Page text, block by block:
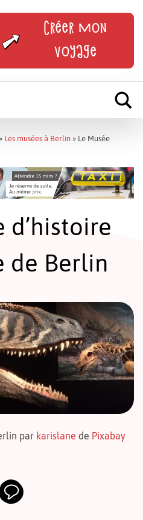
Créer mon
voyage
» Les musées à Berlin » Le Musée
d’histoire
de Berlin
par karislane de Pixabay